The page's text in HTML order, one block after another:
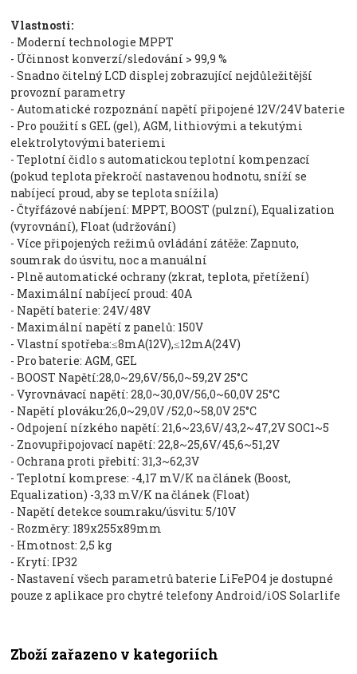
Vlastnosti:
- Moderní technologie MPPT
- Účinnost konverzí/sledování > 99,9 %
- Snadno čitelný LCD displej zobrazující nejdůležitější
provozní parametry
- Automatické rozpoznání napětí připojené 12V/24V baterie
- Pro použití s ​​GEL (gel), AGM, lithiovými a tekutými
elektrolytovými bateriemi
- Teplotní čidlo s automatickou teplotní kompenzací
(pokud teplota překročí nastavenou hodnotu, sníží se
nabíjecí proud, aby se teplota snížila)
- Čtyřfázové nabíjení: MPPT, BOOST (pulzní), Equalization
(vyrovnání), Float (udržování)
- Více připojených režimů ovládání zátěže: Zapnuto,
soumrak do úsvitu, noc a manuální
- Plně automatické ochrany (zkrat, teplota, přetížení)
- Maximální nabíjecí proud: 40A
- Napětí baterie: 24V/48V
- Maximální napětí z panelů: 150V
- Vlastní spotřeba:≤8mA(12V),≤12mA(24V)
- Pro baterie: AGM, GEL
- BOOST Napětí:28,0~29,6V/56,0~59,2V 25°C
- Vyrovnávací napětí: 28,0~30,0V/56,0~60,0V 25°C
- Napětí plováku:26,0~29,0V /52,0~58,0V 25°C
- Odpojení nízkého napětí: 21,6~23,6V/43,2~47,2V SOC1~5
- Znovupřipojovací napětí: 22,8~25,6V/45,6~51,2V
- Ochrana proti přebití: 31,3~62,3V
- Teplotní komprese: -4,17 mV/K na článek (Boost,
Equalization) -3,33 mV/K na článek (Float)
- Napětí detekce soumraku/úsvitu: 5/10V
- Rozměry: 189x255x89mm
- Hmotnost: 2,5 kg
- Krytí: IP32
- Nastavení všech parametrů baterie LiFePO4 je dostupné
pouze z aplikace pro chytré telefony Android/iOS Solarlife
Zboží zařazeno v kategoriích